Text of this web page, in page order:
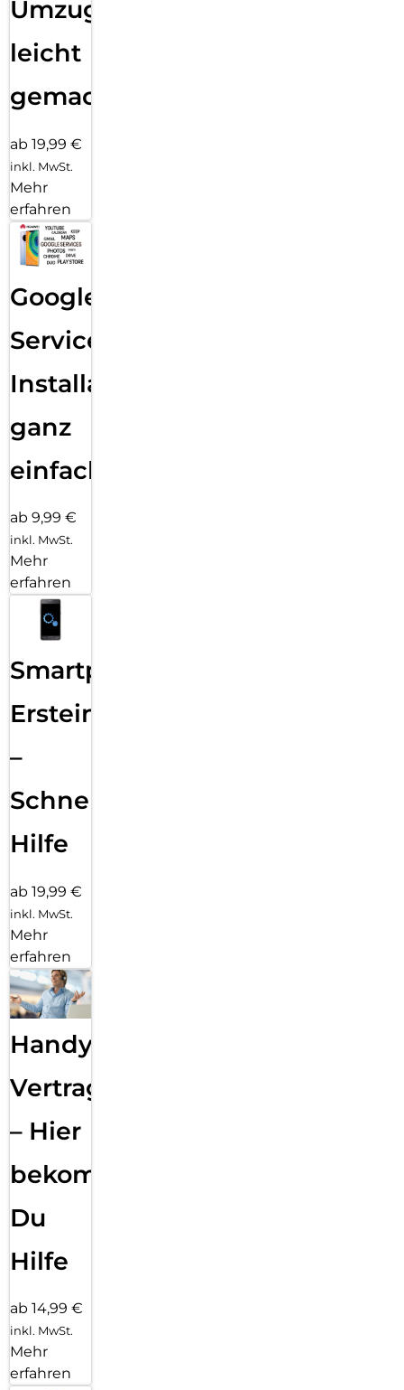
Umzug
leicht
gemacht!
ab 19,99 €
inkl. MwSt.
Mehr
erfahren
Google
Services
Installation
ganz
einfach
ab 9,99 €
inkl. MwSt.
Mehr
erfahren
Smartphone
Ersteinrichtung
–
Schnelle
Hilfe
ab 19,99 €
inkl. MwSt.
Mehr
erfahren
Handy
Vertragsabwicklung
– Hier
bekommst
Du
Hilfe
ab 14,99 €
inkl. MwSt.
Mehr
erfahren